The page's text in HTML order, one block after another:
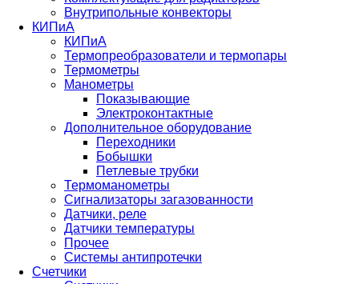
Внутрипольные конвекторы
КИПиА
КИПиА
Термопреобразователи и термопары
Термометры
Манометры
Показывающие
Электроконтактные
Дополнительное оборудование
Переходники
Бобышки
Петлевые трубки
Термоманометры
Сигнализаторы загазованности
Датчики, реле
Датчики температуры
Прочее
Системы антипротечки
Счетчики